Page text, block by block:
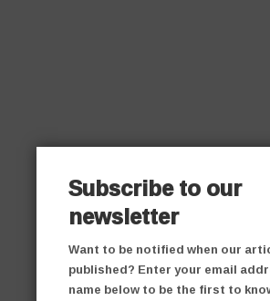
Subscribe to our
newsletter
Want to be notified when our
published? Enter your email
name below to be the first to